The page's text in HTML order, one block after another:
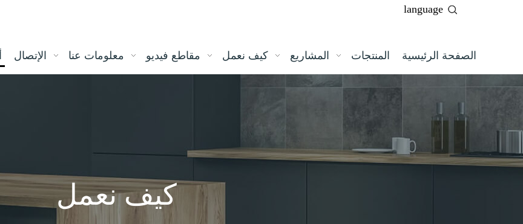
language
الصفحة الرئيسية المنتجات المشاريع كيف نعمل مقاطع فيديو معلومات عنا الإتصال
كيف نعمل